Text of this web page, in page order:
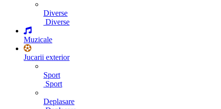
Diverse
Diverse
Muzicale
Jucarii exterior
Sport
Sport
Deplasare